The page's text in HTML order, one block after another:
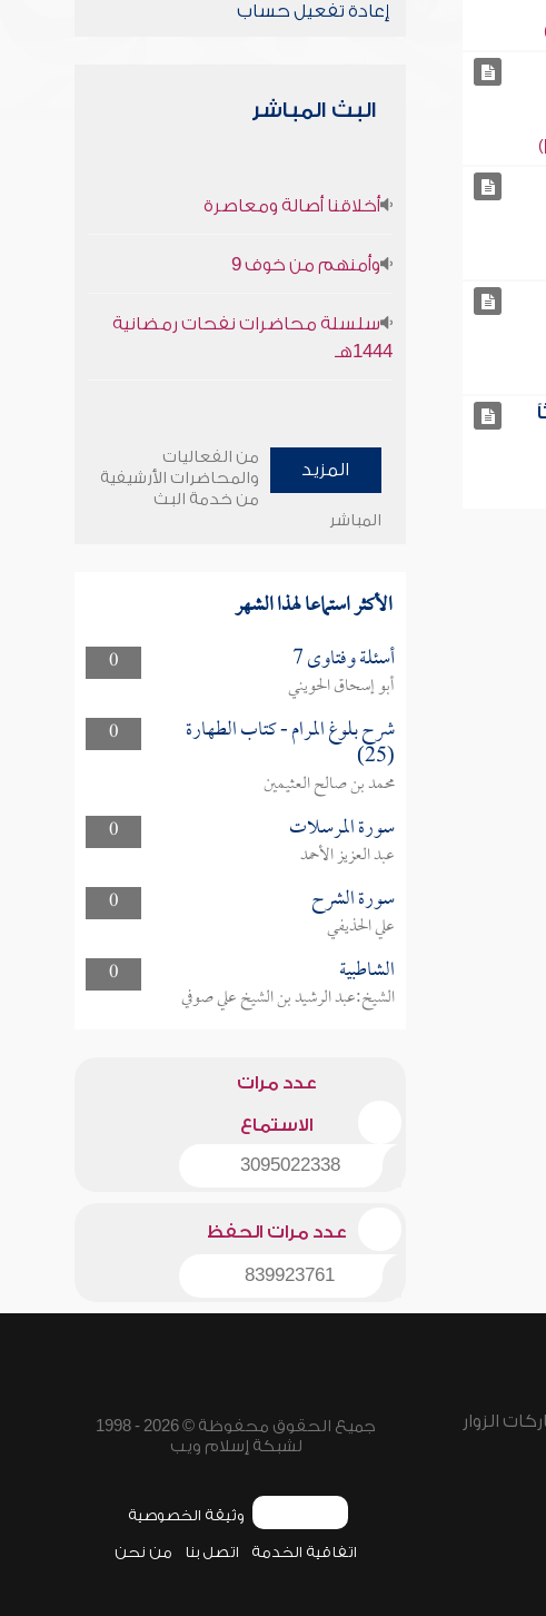
إعادة تفعيل حساب
البث المباشر
أخلاقنا أصالة ومعاصرة
وأمنهم من خوف 9
سلسلة محاضرات نفحات رمضانية
1444هـ
المزيد
من الفعاليات
والمحاضرات الأرشيفية
من خدمة البث
المباشر
الأكثر استماعا لهذا الشهر
0 أسئلة وفتاوى 7
أبو إسحاق الحويني
0
شرح بلوغ المرام - كتاب الطهارة
(25)
محمد بن صالح العثيمين
0
سورة المرسلات
عبد العزيز الأحمد
0
سورة الشرح
علي الحذيفي
0
الشاطبية
الشيخ:عبد الرشيد بن الشيخ علي صوفي
عدد مرات
الاستماع
3095022338
عدد مرات الحفظ
839923761
الزوار
جميع الحقوق محفوظة © 2026 - 1998
لشبكة إسلام ويب
وثيقة الخصوصية
اتفاقية الخدمة اتصل بنا من نحن